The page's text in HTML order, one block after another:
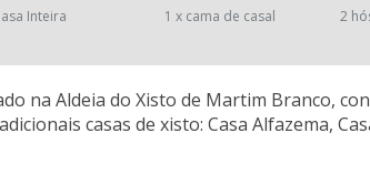
Inteira 1 x cama de casal 2
na Aldeia do Xisto de Martim Branco,
casas de xisto: Casa Alfazema,